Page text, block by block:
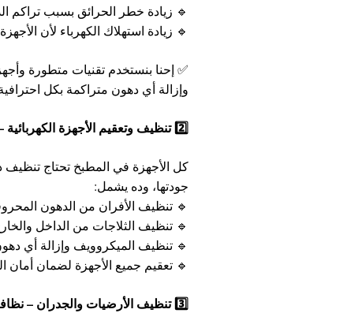
🔹 زيادة خطر الحرائق بسبب تراكم
🔹 زيادة استهلاك الكهرباء لأن
✅ إحنا بنستخدم تقنيات متطورة
وإزالة أي دهون متراكمة بكل
2️⃣ تنظيف وتعقيم الأجهزة الكهربائية – أجهزتك كأنها جديدة
كل الأجهزة في المطبخ تحتاج
جودتها، وده يشمل:
🔹 تنظيف الأفران من الدهون
🔹 تنظيف الثلاجات من الداخل
🔹 تنظيف الميكروويف وإزالة أي
🔹 تعقيم جميع الأجهزة لضمان أمان
3️⃣ تنظيف الأرضيات والجدران – نظافة بتبان من أول نظرة